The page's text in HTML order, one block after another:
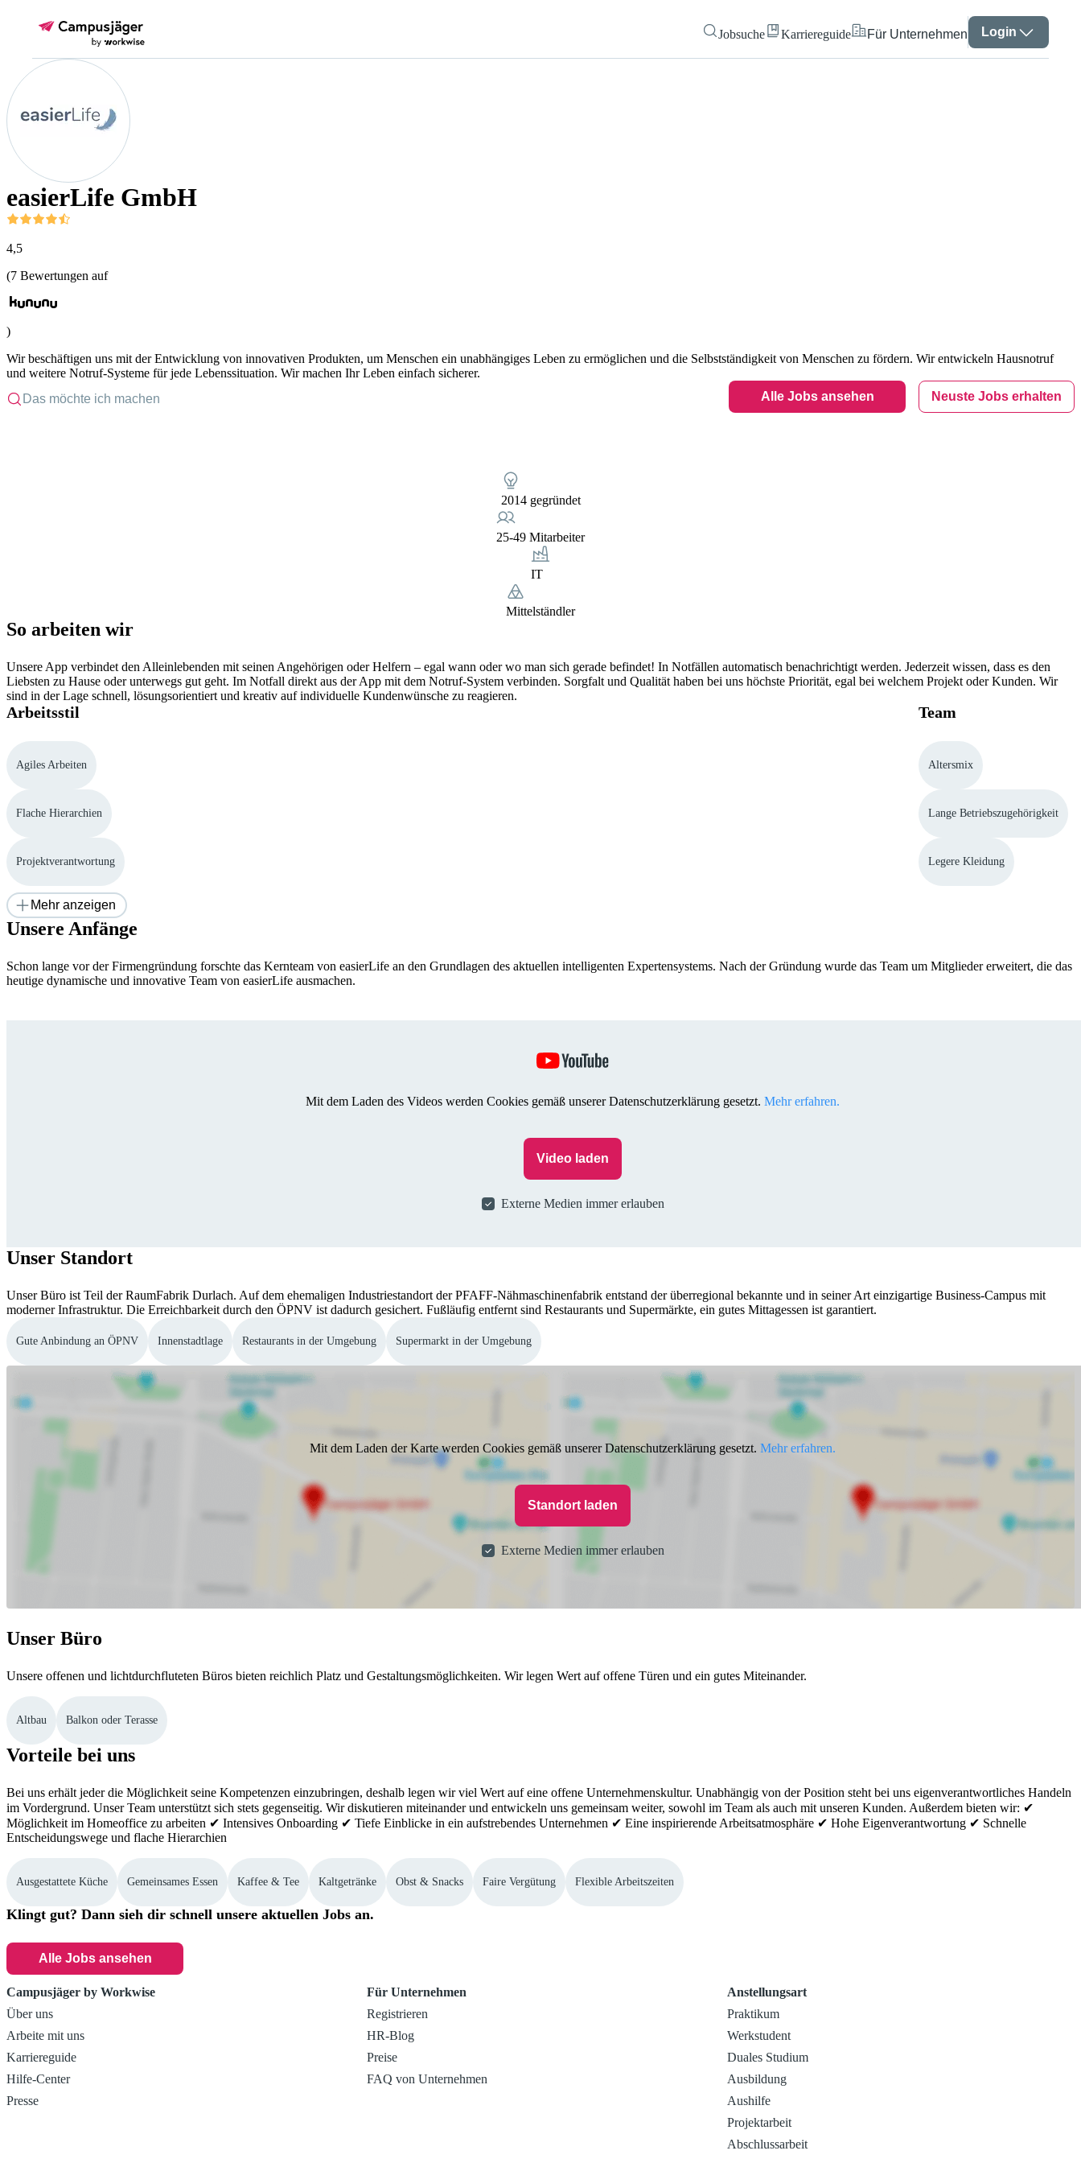
Jobsuche Karriereguide Für Unternehmen Login
easierLife GmbH
4,5
(7 Bewertungen auf
)
Wir beschäftigen uns mit der Entwicklung von innovativen Produkten, um Menschen ein unabhängiges Leben zu ermöglichen und die Selbstständigkeit von Menschen zu fördern. Wir entwickeln Hausnotruf
und weitere Notruf-Systeme für jede Lebenssituation. Wir machen Ihr Leben einfach sicherer.
Alle Jobs ansehen
Neuste Jobs erhalten
2014 gegründet
25-49 Mitarbeiter
IT
Mittelständler
So arbeiten wir
Unsere App verbindet den Alleinlebenden mit seinen Angehörigen oder Helfern – egal wann oder wo man sich gerade befindet! In Notfällen automatisch benachrichtigt werden. Jederzeit wissen, dass es den
Liebsten zu Hause oder unterwegs gut geht. Im Notfall direkt aus der App mit dem Notruf-System verbinden. Sorgfalt und Qualität haben bei uns höchste Priorität, egal bei welchem Projekt oder Kunden. Wir
sind in der Lage schnell, lösungsorientiert und kreativ auf individuelle Kundenwünsche zu reagieren.
Arbeitsstil
Agiles Arbeiten
Flache Hierarchien
Projektverantwortung
Team
Altersmix
Lange Betriebszugehörigkeit
Legere Kleidung
Mehr anzeigen
Unsere Anfänge
Schon lange vor der Firmengründung forschte das Kernteam von easierLife an den Grundlagen des aktuellen intelligenten Expertensystems. Nach der Gründung wurde das Team um Mitglieder erweitert, die das
heutige dynamische und innovative Team von easierLife ausmachen.
Mit dem Laden des Videos werden Cookies gemäß unserer Datenschutzerklärung gesetzt. Mehr erfahren.
Video laden
Externe Medien immer erlauben
Unser Standort
Unser Büro ist Teil der RaumFabrik Durlach. Auf dem ehemaligen Industriestandort der PFAFF-Nähmaschinenfabrik entstand der überregional bekannte und in seiner Art einzigartige Business-Campus mit
moderner Infrastruktur. Die Erreichbarkeit durch den ÖPNV ist dadurch gesichert. Fußläufig entfernt sind Restaurants und Supermärkte, ein gutes Mittagessen ist garantiert.
Gute Anbindung an ÖPNV Innenstadtlage Restaurants in der Umgebung Supermarkt in der Umgebung
Mit dem Laden der Karte werden Cookies gemäß unserer Datenschutzerklärung gesetzt. Mehr erfahren.
Standort laden
Externe Medien immer erlauben
Unser Büro
Unsere offenen und lichtdurchfluteten Büros bieten reichlich Platz und Gestaltungsmöglichkeiten. Wir legen Wert auf offene Türen und ein gutes Miteinander.
Altbau Balkon oder Terasse
Vorteile bei uns
Bei uns erhält jeder die Möglichkeit seine Kompetenzen einzubringen, deshalb legen wir viel Wert auf eine offene Unternehmenskultur. Unabhängig von der Position steht bei uns eigenverantwortliches Handeln
im Vordergrund. Unser Team unterstützt sich stets gegenseitig. Wir diskutieren miteinander und entwickeln uns gemeinsam weiter, sowohl im Team als auch mit unseren Kunden. Außerdem bieten wir: ✔
Möglichkeit im Homeoffice zu arbeiten ✔ Intensives Onboarding ✔ Tiefe Einblicke in ein aufstrebendes Unternehmen ✔ Eine inspirierende Arbeitsatmosphäre ✔ Hohe Eigenverantwortung ✔ Schnelle
Entscheidungswege und flache Hierarchien
Ausgestattete Küche Gemeinsames Essen Kaffee & Tee Kaltgetränke Obst & Snacks Faire Vergütung Flexible Arbeitszeiten
Klingt gut? Dann sieh dir schnell unsere aktuellen Jobs an.
Alle Jobs ansehen
Campusjäger by Workwise
Über uns
Arbeite mit uns
Karriereguide
Hilfe-Center
Presse
Für Unternehmen
Registrieren
HR-Blog
Preise
FAQ von Unternehmen
Anstellungsart
Praktikum
Werkstudent
Duales Studium
Ausbildung
Aushilfe
Projektarbeit
Abschlussarbeit